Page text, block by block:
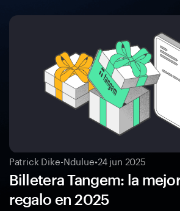
Patrick Dike-Ndulue•24 jun 2025
Billetera Tangem: la
regalo en 2025